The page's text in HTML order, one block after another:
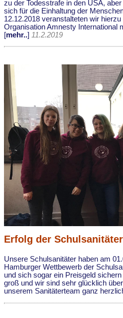
zu der Todesstrafe in den USA,
sich für die Einhaltung der
12.12.2018 veranstalteten wir
Organisation Amnesty International
[mehr..] 11.2.2019
Erfolg der Schulsanitäter
Unsere Schulsanitäter haben am
Hamburger Wettbewerb der
und sich sogar ein Preisgeld
groß und wir sind sehr glücklich
unserem Sanitäterteam ganz